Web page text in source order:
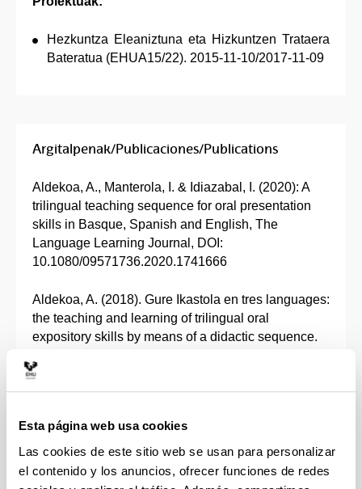
Esta página web usa cookies
Las cookies de este sitio web se usan para personalizar
el contenido y los anuncios, ofrecer funciones de redes
Hezkuntza Eleaniztuna eta Hizkuntzen Trataera
Bateratua (EHUA15/22). 2015-11-10/2017-11-09
Argitalpenak/Publicaciones/Publications
Aldekoa, A., Manterola, I. & Idiazabal, I. (2020): A
trilingual teaching sequence for oral presentation
skills in Basque, Spanish and English, The
Language Learning Journal, DOI:
10.1080/09571736.2020.1741666
Aldekoa, A. (2018). Gure Ikastola en tres languages:
the teaching and learning of trilingual oral
expository skills by means of a didactic sequence.
Acquisition, 4(2). Retrieved from
https://www.journals.us.edu.pl/index.php/TAPSLA/a